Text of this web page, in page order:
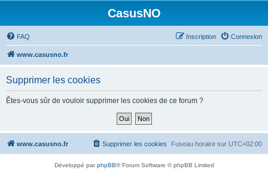
CasusNO
FAQ Connexion
Inscription
www.casusno.fr
Supprimer les cookies
Êtes-vous sûr de vouloir supprimer les cookies de ce forum ?
www.casusno.fr Fuseau horaire sur UTC+02:00
Supprimer les cookies
Développé parphpBB® Forum Software © phpBB Limited